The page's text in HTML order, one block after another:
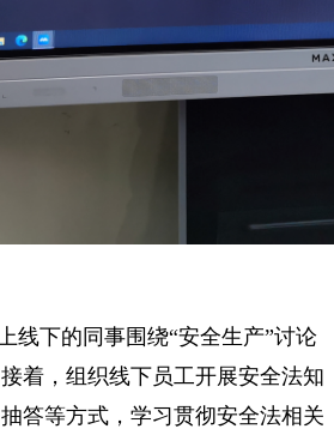
线下的同事围绕“安全生产”讨论
着，组织线下员工开展安全法知
答等方式，学习贯彻安全法相关